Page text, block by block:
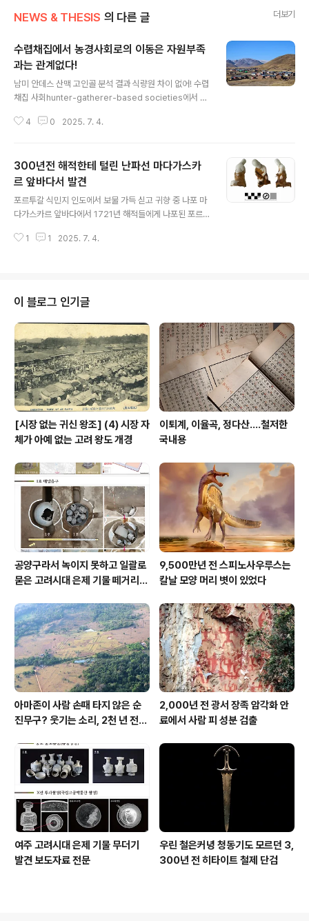
NEWS & THESIS 의 다른 글 더보기
수렵채집에서 농경사회로의 이동은 자원부족
과는 관계없다!
남미 안데스 산맥 고인골 분석 결과 식량원 차이 없어! 수렵
채집 사회hunter-gatherer-based societies에서 농
로 꼽힌다.고고학자들은 인구 증가와 야생 자원 감소로 공
축을 기르는 정착생활이 일어났다고 오랫동안 생각했다.그
러나 그런 통념이 통째로 잘못일지도 모른다는 연구결과가
투척됐다. 캘리포니아 대학교 데이비스 캠퍼스와 애리조나
주립대학교 루이스 플로레스-블랑코Luis Flores-Blanc
구에 따르면, 안데스 산맥에서 채집 생활을 대체하기 위한
4 0 2025. 7. 4.
300년전 해적한테 털린 난파선 마다가스카
르 앞바다서 발견
포르투갈 식민지 인도에서 보물 가득 싣고 귀향 중 나포 마
다가스카르 앞바다에서 1721년 해적들에게 나포된 포르
문 잡지 Wreckwatch 최신호를 인용한 라이브 사이언스
사적 난파선 보존 센터(Center for Historic Shipwrec
k Preservation) 소속 미국 연구원들은 16년간 이 난파
선을 조사 중이며, 현재 이 난파선은 인도에서 온 화물을 실
은 포르투갈 선박 '노사 세뇨라 두 카부(Nossa Senhora
do Cabo)' 잔해라고 추정된다.이 선박은 악..
1 1 2025. 7. 4.
이 블로그 인기글
[시장 없는 귀신 왕조] (4) 시장 자
체가 아예 없는 고려 왕도 개경
이퇴계, 이율곡, 정다산....철저한
국내용
공양구라서 녹이지 못하고 일괄로
묻은 고려시대 은제 기물 떼거리로
9,500만년 전 스피노사우루스는
칼날 모양 머리 볏이 있었다
아마존이 사람 손때 타지 않은 순
진무구? 웃기는 소리, 2천 년 전에
2,000년 전 광서 장족 암각화 안
료에서 사람 피 성분 검출
여주 고려시대 은제 기물 무더기
발견 보도자료 전문
우린 철은커녕 청동기도 모르던 3,
300년 전 히타이트 철제 단검